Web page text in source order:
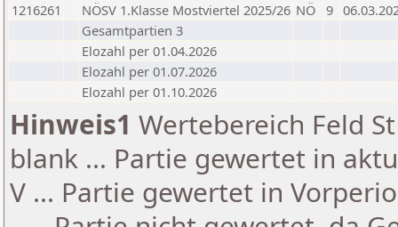
1216261
NÖSV 1.Klasse Mostviertel 2025/26 NÖ 9
Gesamtpartien 3
Elozahl per 01.04.2026
Elozahl per 01.07.2026
Elozahl per 01.10.2026
Hinweis1 Wertebereich Feld
blank ... Partie gewertet in
V ... Partie gewertet in